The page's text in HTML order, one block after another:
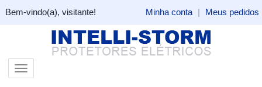
Bem-vindo(a), visitante! Minha conta | Meus pedidos